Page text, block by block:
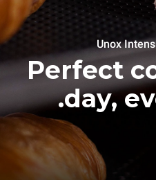
Unox
Perfect
day,